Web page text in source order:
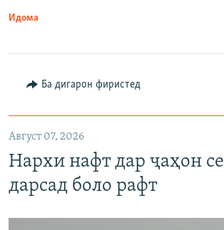
Идома
Ба дигарон фиристед
Август 07, 2026
Нархи нафт дар ҷаҳон се
дарсад боло рафт